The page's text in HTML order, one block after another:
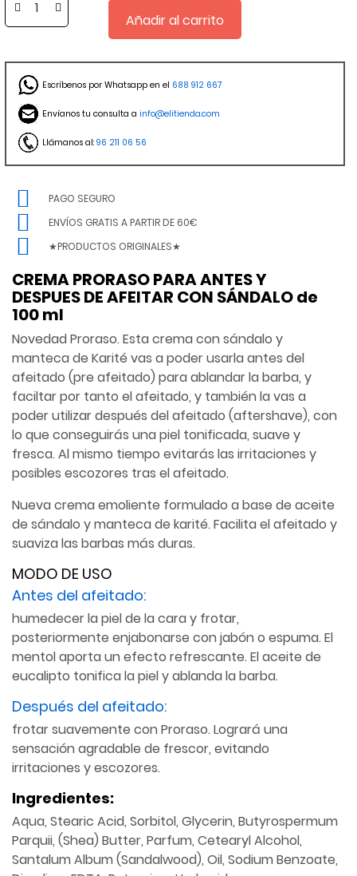
Añadir al carrito
Escríbenos por Whatsapp en el 688 912 667
Envíanos tu consulta a info@elitienda.com
Llámanos al: 96 211 06 56
PAGO SEGURO
ENVÍOS GRATIS A PARTIR DE 60€
★PRODUCTOS ORIGINALES★
CREMA PRORASO PARA ANTES Y
DESPUES DE AFEITAR CON SÁNDALO de
100 ml
Novedad Proraso. Esta crema con sándalo y
manteca de Karité vas a poder usarla antes del
afeitado (pre afeitado) para ablandar la barba, y
faciltar por tanto el afeitado, y también la vas a
poder utilizar después del afeitado (aftershave), con
lo que conseguirás una piel tonificada, suave y
fresca. Al mismo tiempo evitarás las irritaciones y
posibles escozores tras el afeitado.
Nueva crema emoliente formulado a base de aceite
de sándalo y manteca de karité. Facilita el afeitado y
suaviza las barbas más duras.
MODO DE USO
Antes del afeitado:
humedecer la piel de la cara y frotar,
posteriormente enjabonarse con jabón o espuma. El
mentol aporta un efecto refrescante. El aceite de
eucalipto tonifica la piel y ablanda la barba.
Después del afeitado:
frotar suavemente con Proraso. Logrará una
sensación agradable de frescor, evitando
irritaciones y escozores.
Ingredientes:
Aqua, Stearic Acid, Sorbitol, Glycerin, Butyrospermum
Parquii, (Shea) Butter, Parfum, Cetearyl Alcohol,
Santalum Album (Sandalwood), Oil, Sodium Benzoate,